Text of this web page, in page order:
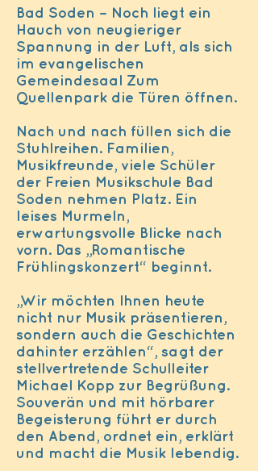
Bad Soden – Noch liegt ein
Hauch von neugieriger
Spannung in der Luft, als sich
im evangelischen
Gemeindesaal Zum
Quellenpark die Türen öffnen.
Nach und nach füllen sich die
Stuhlreihen. Familien,
Musikfreunde, viele Schüler
der Freien Musikschule Bad
Soden nehmen Platz. Ein
leises Murmeln,
erwartungsvolle Blicke nach
vorn. Das „Romantische
Frühlingskonzert“ beginnt.
„Wir möchten Ihnen heute
nicht nur Musik präsentieren,
sondern auch die Geschichten
dahinter erzählen“, sagt der
stellvertretende Schulleiter
Michael Kopp zur Begrüßung.
Souverän und mit hörbarer
Begeisterung führt er durch
den Abend, ordnet ein, erklärt
und macht die Musik lebendig.